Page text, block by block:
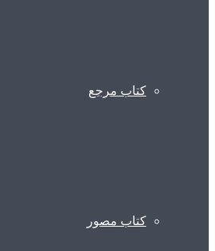
کتاب مرجع
کتاب مصور